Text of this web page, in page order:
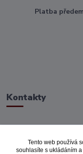
Platba
Kontakty
Tento web používá
souhlasíte s ukládáním